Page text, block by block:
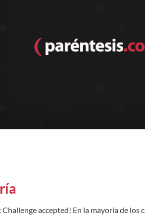
Challenge accepted! En la mayoría de los